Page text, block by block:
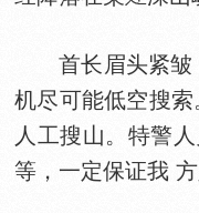
首长眉头紧皱，
机尽可能低空搜
人工搜山。特警
等，一定保证我